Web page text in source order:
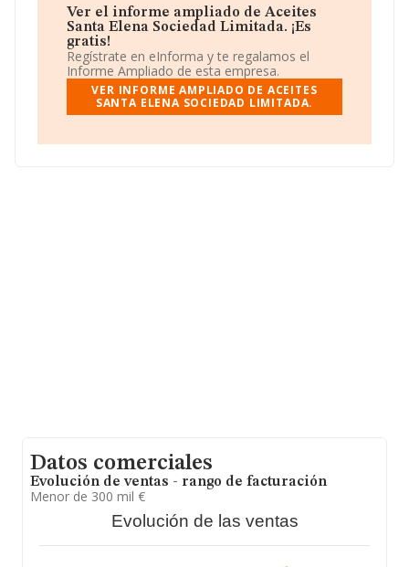
Sociedad Limitada. Su CNAE corresponde a 4633 con
código 'Comercio al por mayor de productos lácteos,
huevos, aceites y grasas comestibles'. La sociedad no
tiene actividad en mercados exteriores.
Teniendo en cuenta la información a disposición de
INFORMA, ha contado con un número de empleados
inferior a la media de sector.
La dirección de correo es
Ver el informe ampliado de Aceites
Santa Elena Sociedad Limitada. ¡Es
gratis!
Regístrate en eInforma y te regalamos el
Informe Ampliado de esta empresa.
VER INFORME AMPLIADO DE ACEITES
SANTA ELENA SOCIEDAD LIMITADA.
Datos comerciales
Evolución de ventas - rango de facturación
Menor de 300 mil €
Evolución de las ventas